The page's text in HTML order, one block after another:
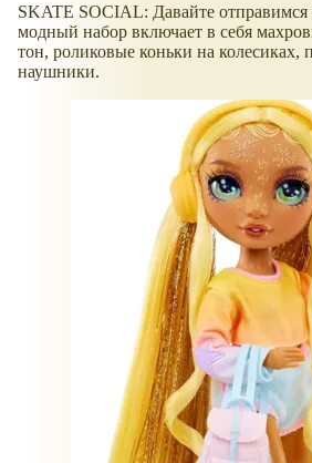
SKATE SOCIAL: Давайте
модный набор включает в себя
тон, роликовые коньки на колесиках,
наушники.